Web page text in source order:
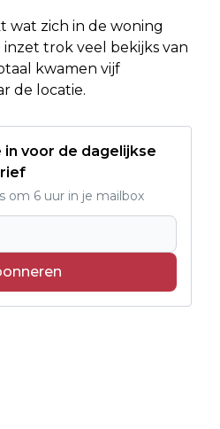
wat zich in de woning
trok veel bekijks van
kwamen vijf
de locatie.
in voor de dagelijkse
om 6 uur in je mailbox